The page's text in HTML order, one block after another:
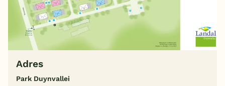
Adres
Park Duynvallei